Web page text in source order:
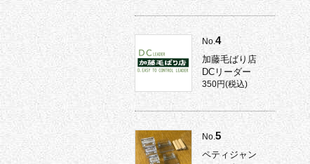
No.4
加藤毛ばり店
DCリーダー
350円(税込)
No.5
ペティジャン